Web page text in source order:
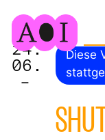
Diese
24.
06.
–